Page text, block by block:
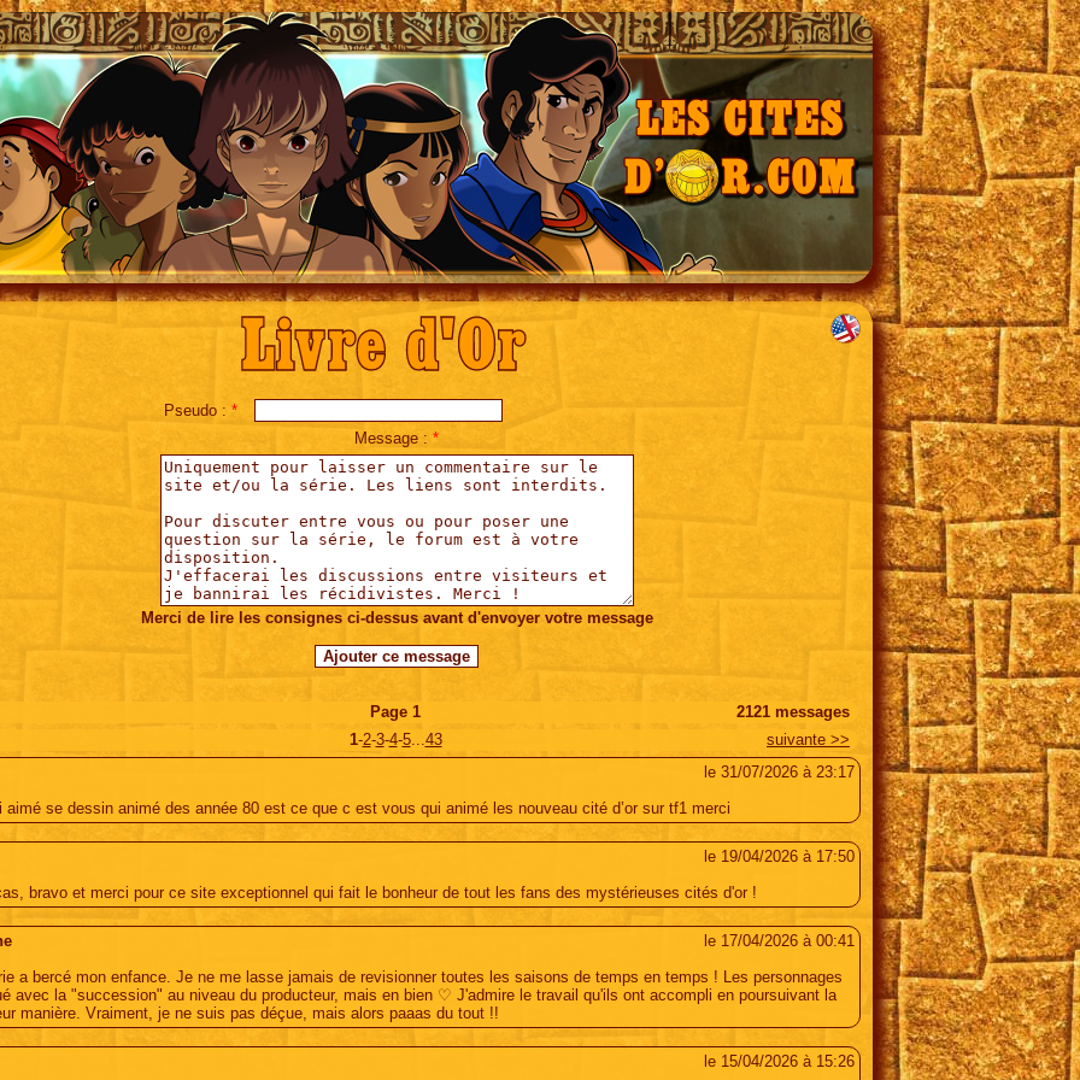
Livre d'Or
Pseudo : *
Message : *
Merci de lire les consignes ci-dessus avant d'envoyer votre message
Page 1 2121 messages
1-2-3-4-5...43
suivante >>
le 31/07/2026 à 23:17
aimé se dessin animé des année 80 est ce que c est vous qui animé les nouveau cité d’or sur tf1 merci
le 19/04/2026 à 17:50
bravo et merci pour ce site exceptionnel qui fait le bonheur de tout les fans des mystérieuses cités d'or !
le 17/04/2026 à 00:41
a bercé mon enfance. Je ne me lasse jamais de revisionner toutes les saisons de temps en temps ! Les personnages
avec la "succession" au niveau du producteur, mais en bien ♡ J'admire le travail qu'ils ont accompli en poursuivant la
manière. Vraiment, je ne suis pas déçue, mais alors paaas du tout !!
le 15/04/2026 à 15:26